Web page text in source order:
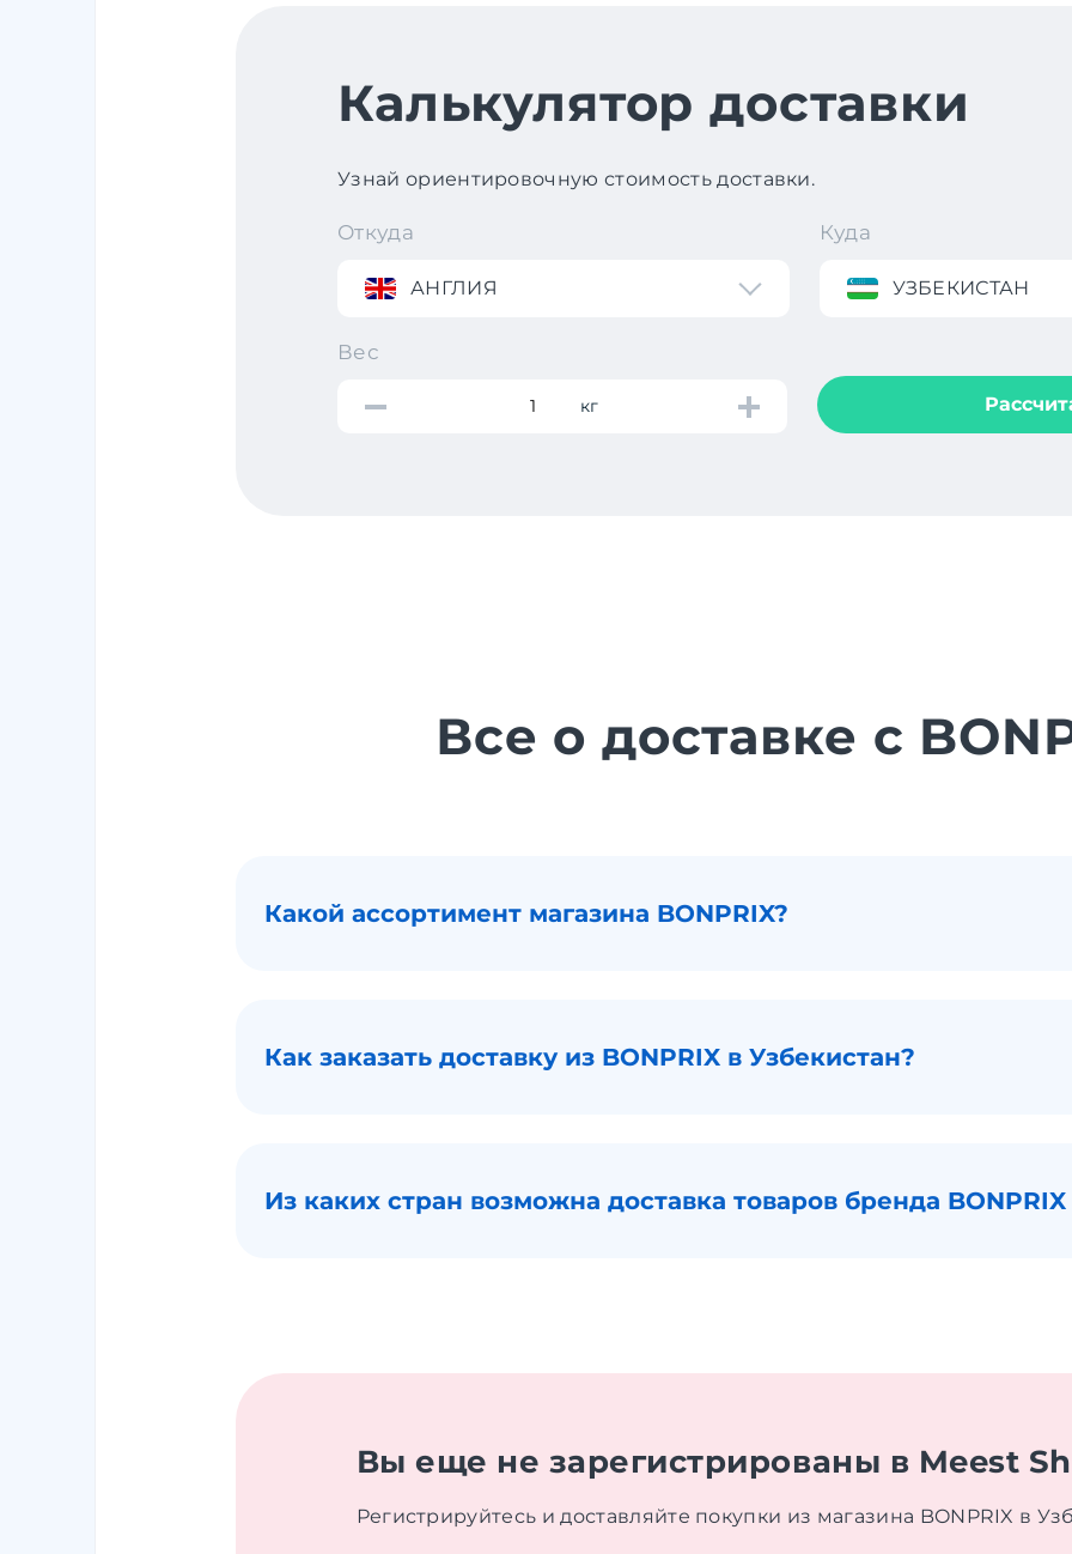
Калькулятор доставки
Узнай ориентировочную стоимость доставки.
Откуда
АНГЛИЯ
Куда
УЗБЕКИСТАН
Вес
кг
Все о доставке с
Какой ассортимент магазина BONPRIX?
Как заказать доставку из BONPRIX в Узбекистан?
Из каких стран возможна доставка товаров бренда
Вы еще не зарегистрированы в Meest
Регистрируйтесь и доставляйте покупки из магазина BONPRIX в